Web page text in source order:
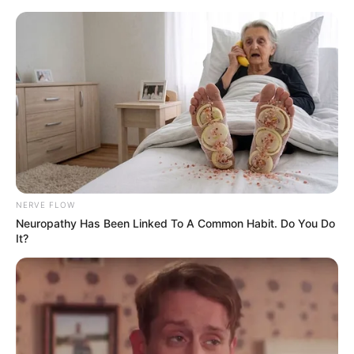
Luminária artesanal feita com fios
de juta – uma maravilha
NERVE FLOW
Neuropathy Has Been Linked To A Common Habit. Do You Do
It?